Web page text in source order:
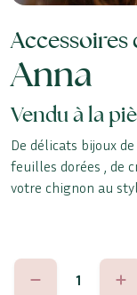
Accessoires
Anna
Vendu à la
De délicats bijoux
feuilles dorées , de
votre chignon au
quantité